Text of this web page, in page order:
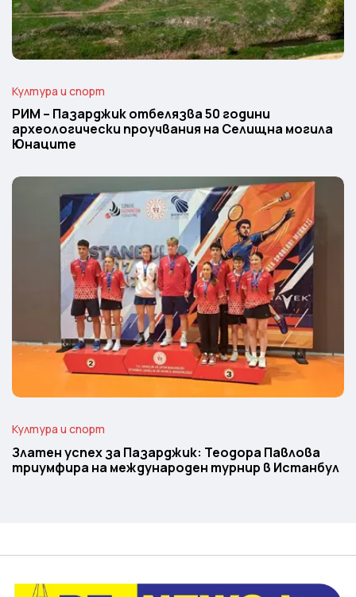
Култура и спорт
РИМ – Пазарджик отбелязва 50 години
археологически проучвания на Селищна могила
Юнаците
Култура и спорт
Златен успех за Пазарджик: Теодора Павлова
триумфира на международен турнир в Истанбул